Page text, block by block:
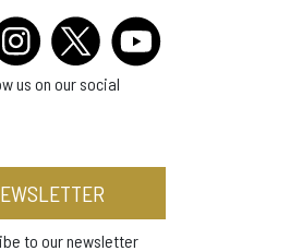
us on our social
to our newsletter